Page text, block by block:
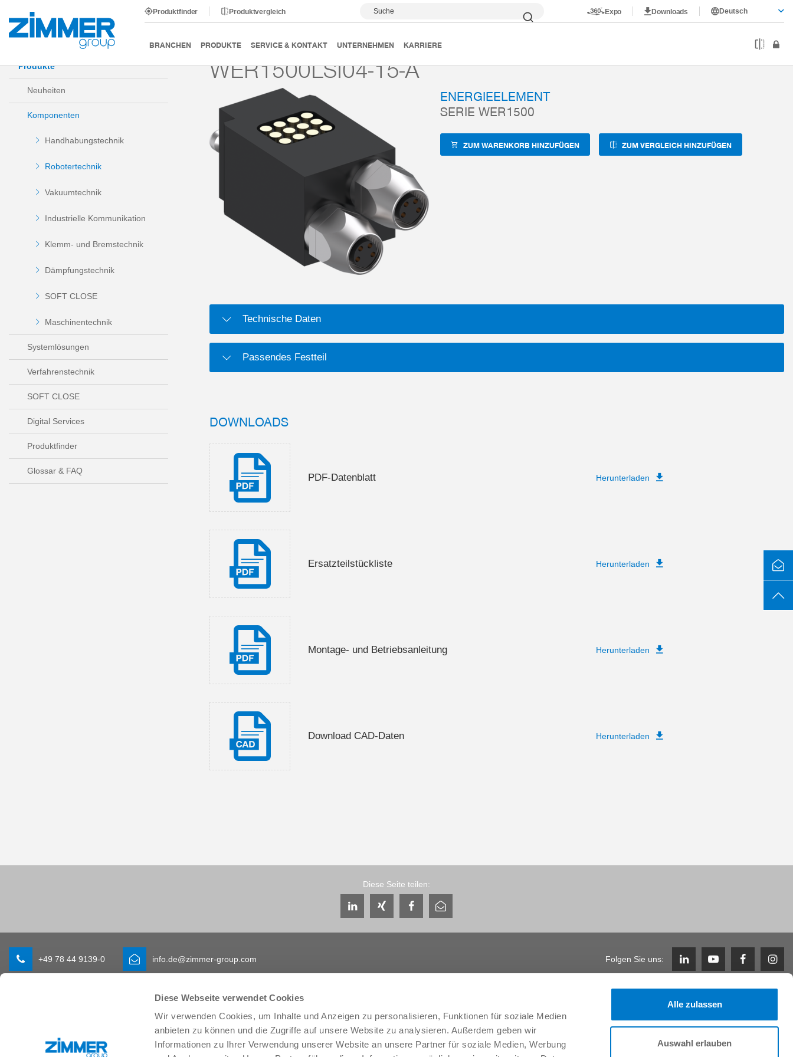
Diese Webseite verwendet Cookies
Wir verwenden Cookies, um Inhalte und Anzeigen zu personalisieren, Funktionen für soziale Medien
anbieten zu können und die Zugriffe auf unsere Website zu analysieren. Außerdem geben wir
Informationen zu Ihrer Verwendung unserer Website an unsere Partner für soziale Medien, Werbung
Alle zulassen
Auswahl erlauben
Produktfinder Produktvergleich Suche Expo Downloads Deutsch
BRANCHEN PRODUKTE SERVICE & KONTAKT UNTERNEHMEN KARRIERE
Start Produkte Komponenten Robotertechnik Energieelemente Serie WER1500 elektrisch WER1500LSI04-15-A
Produkte
Neuheiten
Komponenten
Handhabungstechnik
Robotertechnik
Vakuumtechnik
Industrielle Kommunikation
Klemm- und Bremstechnik
Dämpfungstechnik
SOFT CLOSE
Maschinentechnik
Systemlösungen
Verfahrenstechnik
SOFT CLOSE
Digital Services
Produktfinder
Glossar & FAQ
WER1500LSI04-15-A
ENERGIEELEMENT
SERIE WER1500
ZUM WARENKORB HINZUFÜGEN ZUM VERGLEICH HINZUFÜGEN
Technische Daten
Passendes Festteil
DOWNLOADS
PDF-Datenblatt Herunterladen
Ersatzteilstückliste Herunterladen
Montage- und Betriebsanleitung Herunterladen
Download CAD-Daten Herunterladen
Diese Seite teilen:
+49 78 44 9139-0 info.de@zimmer-group.com Folgen Sie uns:
Konsumgüter
Neuheiten
Komponenten
Systemlösungen
Ansprechpartner weltweit
Service-Kontakt
Kontaktformular
THE KNOW-HOW FACTORY
Historie
Produktionsstandorte
Arbeiten im Team & Benefits
Initiativbewerbung